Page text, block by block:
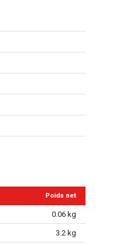
Poids net
0.06 kg
3.2 kg